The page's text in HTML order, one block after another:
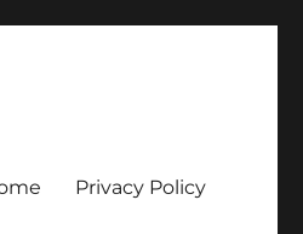
Privacy Policy